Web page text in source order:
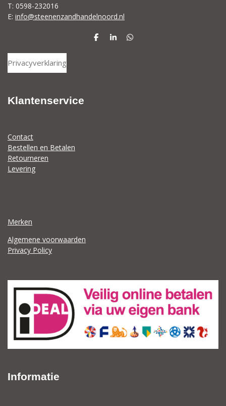
T: 0598-232016
E: info@steenenzandhandelnoord.nl
D
S
D
Privacyverklaring
Klantenservice
Contact
Bestellen en Betalen
Retourneren
Levering
Merken
Algemene voorwaarden
Privacy Policy
Informatie